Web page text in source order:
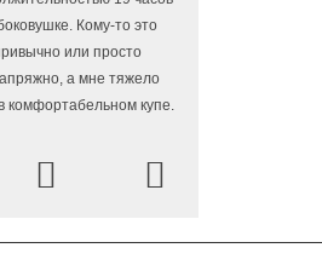
талантов»
из
области
Кому-то это
или просто
а мне тяжело
комфортабельном купе.